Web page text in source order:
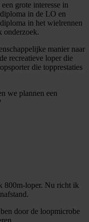
grote interesse in
in de LO en
in het wielrennen
onderzoek.
manier naar
recreatieve loper die
die topprestaties
we plannen een
800m-loper. Nu richt ik
door de loopmicrobe